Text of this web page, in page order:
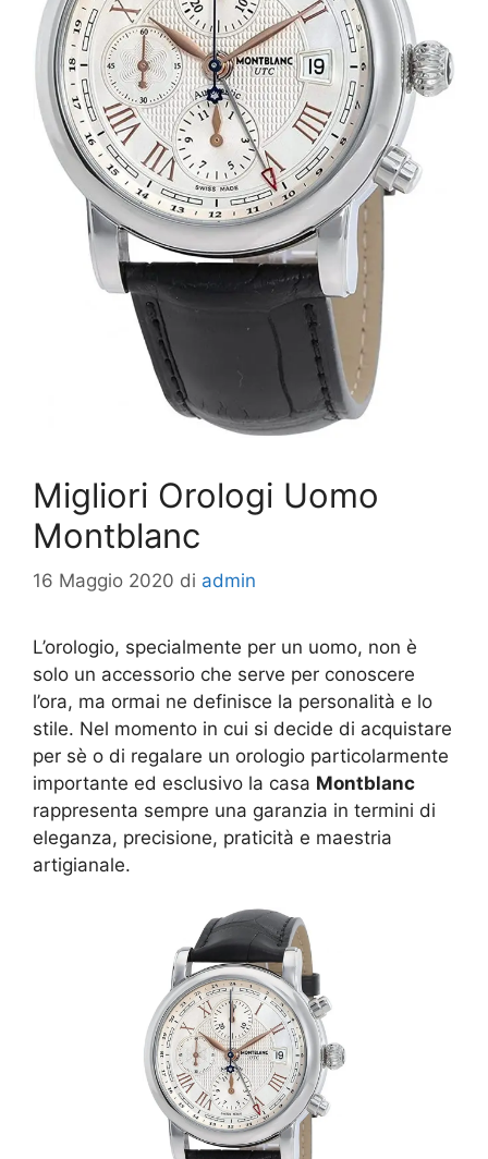
Migliori Orologi Uomo
Montblanc
16 Maggio 2020 di admin
L’orologio, specialmente per un uomo, non è
solo un accessorio che serve per conoscere
l’ora, ma ormai ne definisce la personalità e lo
stile. Nel momento in cui si decide di acquistare
per sè o di regalare un orologio particolarmente
importante ed esclusivo la casa Montblanc
rappresenta sempre una garanzia in termini di
eleganza, precisione, praticità e maestria
artigianale.